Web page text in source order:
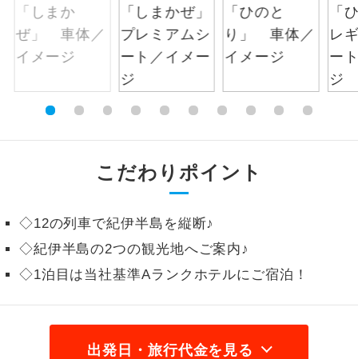
こだわりポイント
◇12の列車で紀伊半島を縦断♪
◇紀伊半島の2つの観光地へご案内♪
◇1泊目は当社基準Aランクホテルにご宿泊！
出発日・旅行代金を見る
温泉 温泉地にも宿泊するコースです。
露天風呂
ご宿泊ホテルに露天風呂が付いていま
す。
大浴場 ご宿泊ホテルに大浴場が付いています。
全てのお食事が付いていますので、お食
事の心配はいりません。（機内食を除
く）
お部屋食
だけます。
トラベルイヤ
ホン
周りの音を気にせず、ガイドさんの説明
をじっくり聞くことができます。
1名様催行